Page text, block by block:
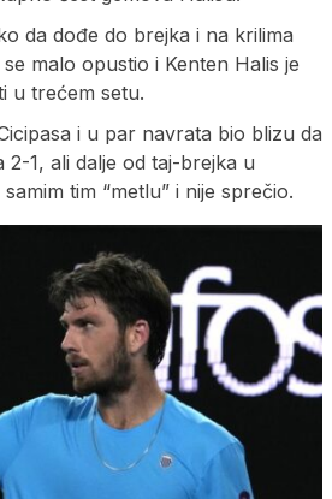
da dođe do brejka i na krilima
malo opustio i Kenten Halis je
u trećem setu.
i u par navrata bio blizu da
2-1, ali dalje od taj-brejka u
tim “metlu” i nije sprečio.